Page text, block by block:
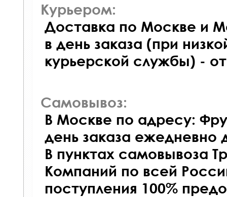
Курьером:
Доставка по Москве и
в день заказа (при
курьерской службы) -
Самовывоз:
В Москве по адресу:
день заказа ежедневно
В пунктах самовывоза
Компаний по всей
поступления 100%